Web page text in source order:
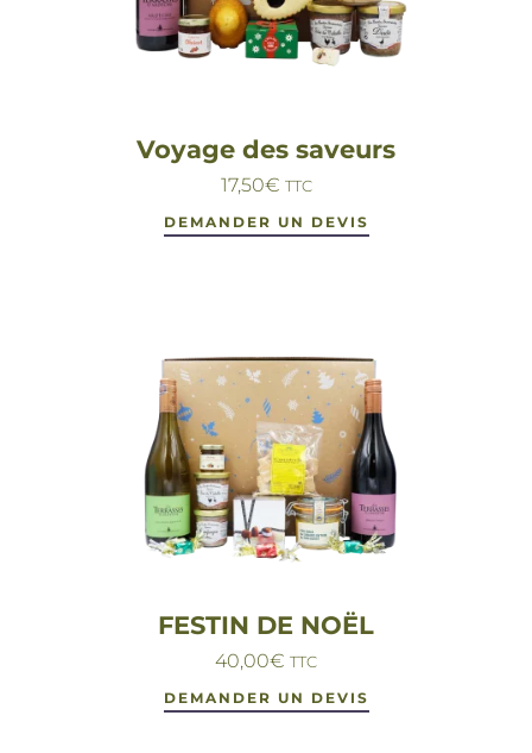
Voyage des saveurs
17,50€ TTC
DEMANDER UN DEVIS
FESTIN DE NOËL
40,00€ TTC
DEMANDER UN DEVIS